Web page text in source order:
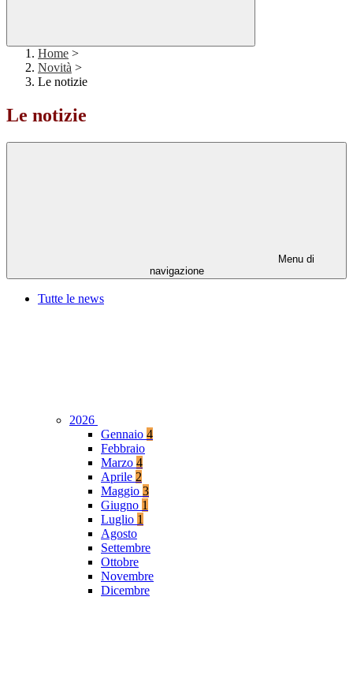
Home >
Novità >
Le notizie
Le notizie
Menu di
navigazione
Tutte le news
2026
Gennaio 4
Febbraio
Marzo 4
Aprile 2
Maggio 3
Giugno 1
Luglio 1
Agosto
Settembre
Ottobre
Novembre
Dicembre